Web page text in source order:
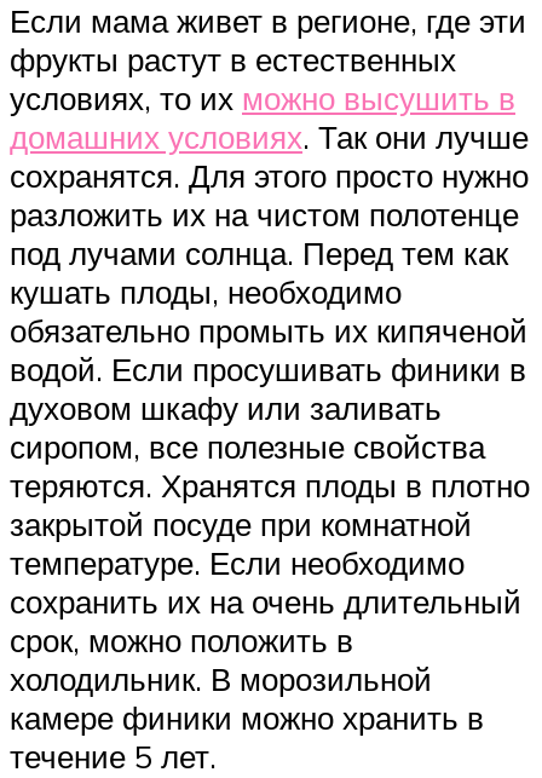
Если мама живет в регионе, где эти
фрукты растут в естественных
условиях, то их можно высушить в
домашних условиях. Так они лучше
сохранятся. Для этого просто нужно
разложить их на чистом полотенце
под лучами солнца. Перед тем как
кушать плоды, необходимо
обязательно промыть их кипяченой
водой. Если просушивать финики в
духовом шкафу или заливать
сиропом, все полезные свойства
теряются. Хранятся плоды в плотно
закрытой посуде при комнатной
температуре. Если необходимо
сохранить их на очень длительный
срок, можно положить в
холодильник. В морозильной
камере финики можно хранить в
течение 5 лет.